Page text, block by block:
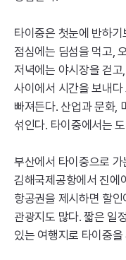
타이중은 첫눈에 반하
점심에는 딤섬을 먹고,
저녁에는 야시장을 걷
사이에서 시간을 보내
빠져든다. 산업과 문화,
섞인다. 타이중에서는
부산에서 타이중으로
김해국제공항에서 진에
항공권을 제시하면 할
관광지도 많다. 짧은 일
있는 여행지로 타이중